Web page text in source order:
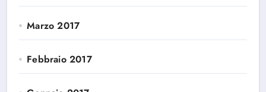
Marzo 2017
Febbraio 2017